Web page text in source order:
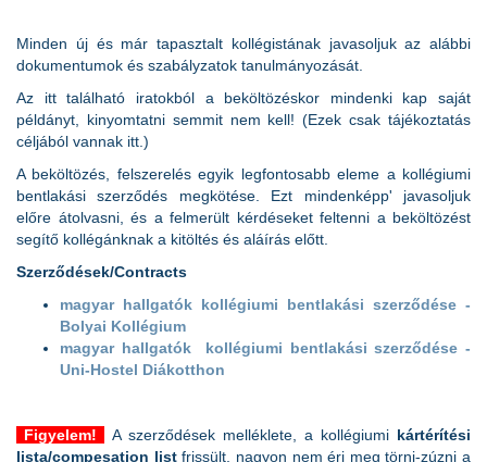
Minden új és már tapasztalt kollégistának javasoljuk az alábbi
dokumentumok és szabályzatok tanulmányozását.
Az itt található iratokból a beköltözéskor mindenki kap saját
példányt, kinyomtatni semmit nem kell! (Ezek csak tájékoztatás
céljából vannak itt.)
A beköltözés, felszerelés egyik legfontosabb eleme a kollégiumi
bentlakási szerződés megkötése. Ezt mindenképp' javasoljuk
előre átolvasni, és a felmerült kérdéseket feltenni a beköltözést
segítő kollégánknak a kitöltés és aláírás előtt.
Szerződések/Contracts
magyar hallgatók kollégiumi bentlakási szerződése -
Bolyai Kollégium
magyar hallgatók kollégiumi bentlakási szerződése -
Uni-Hostel Diákotthon
Figyelem! A szerződések melléklete, a kollégiumi kártérítési
lista/compesation listfrissült, nagyon nem éri meg törni-zúzni a